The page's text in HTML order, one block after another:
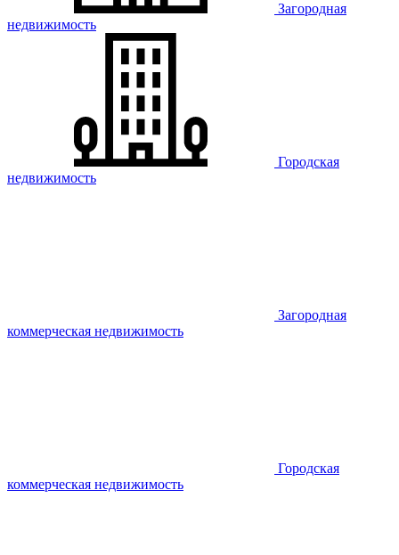
Загородная
недвижимость
Городская
недвижимость
Загородная
коммерческая недвижимость
Городская
коммерческая недвижимость